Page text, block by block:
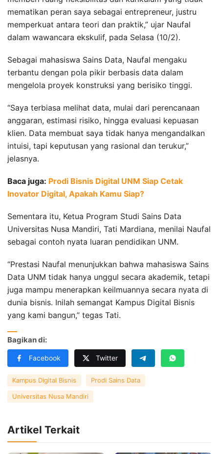
mematikan peran saya sebagai entrepreneur, justru
memperkuat antara teori dan praktik,” ujar Naufal
dalam wawancara ekskulif, pada Selasa (10/2).
Sebagai mahasiswa Sains Data, Naufal mengaku
terbantu dengan pola pikir berbasis data dalam
mengelola proyek konstruksi yang berisiko tinggi.
“Saya terbiasa melihat data, mulai dari perencanaan
anggaran, estimasi risiko, hingga evaluasi kepuasan
klien. Data membuat saya tidak hanya mengandalkan
intuisi, tapi keputusan yang rasional dan terukur,”
jelasnya.
Baca juga: Prodi Bisnis Digital UNM Siap Cetak
Inovator Digital, Apakah Kamu Siap?
Sementara itu, Ketua Program Studi Sains Data
Universitas Nusa Mandiri, Tati Mardiana, menilai Naufal
sebagai contoh nyata luaran pendidikan UNM.
“Prestasi Naufal menunjukkan bahwa mahasiswa Sains
Data UNM tidak hanya unggul secara akademik, tetapi
juga mampu menerapkan keilmuannya secara nyata di
dunia bisnis. Inilah semangat Kampus Digital Bisnis
yang kami bangun,” tegas Tati.
Bagikan di:
Facebook Twitter
Kampus Digital Bisnis Prodi Sains Data
Universitas Nusa Mandiri
Artikel Terkait